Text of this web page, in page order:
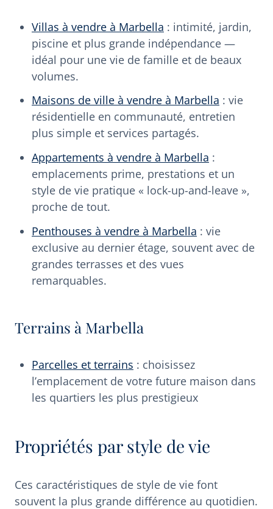
Villas à vendre à Marbella : intimité, jardin,
piscine et plus grande indépendance —
idéal pour une vie de famille et de beaux
volumes.
Maisons de ville à vendre à Marbella : vie
résidentielle en communauté, entretien
plus simple et services partagés.
Appartements à vendre à Marbella :
emplacements prime, prestations et un
style de vie pratique « lock-up-and-leave »,
proche de tout.
Penthouses à vendre à Marbella : vie
exclusive au dernier étage, souvent avec de
grandes terrasses et des vues
remarquables.
Terrains à Marbella
Parcelles et terrains : choisissez
l’emplacement de votre future maison dans
les quartiers les plus prestigieux
Propriétés par style de vie
Ces caractéristiques de style de vie font
souvent la plus grande différence au quotidien.